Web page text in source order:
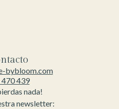
bybloom.com
439
nada!
newsletter: